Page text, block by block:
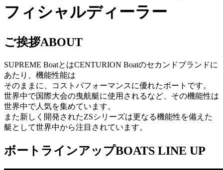
フィシャルディーラー
ご挨拶ABOUT
SUPREME BoatとはCENTURION Boatのセカンドブランドに
あたり、機能性能は
そのままに、コストパフォーマンスに優れたボートです。
世界中で国際大会の曳航艇に使用されるなど、その機能性は
世界中で人気を集めています。
また新しく開発されたZSシリーズは更なる機能性を備えた
艇として世界中から注目されています。
ボートラインアップBOATS LINE UP